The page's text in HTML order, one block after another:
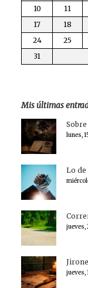
10
11
17
18
24
25
31
Mis últimas
lunes,
Lo de
jueves,
jueves,